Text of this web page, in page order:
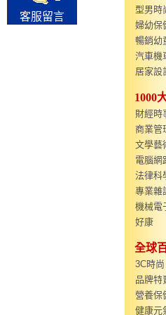
客服留言
型男時
婦幼保
暢銷幼
汽車機
居家設
1000
財經時
商業管
文學藝
電腦網
法律科
專業雜
機械電
好康
全球
3C時尚
品牌特
營養保
健康元